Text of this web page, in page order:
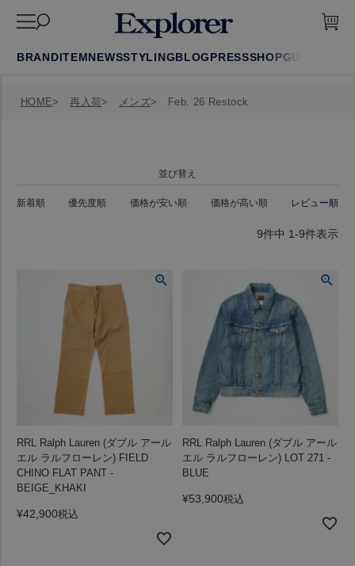
BRANDITEMNEWSSTYLINGBLOGPRESSSHOPGUIDE
HOME 再入荷 メンズ Feb. 26 Restock
並び替え
新着順 優先度順 価格が安い順 価格が高い順 レビュー順
9件中 1-9件表示
RRL Ralph Lauren (ダブル アール
エル ラルフローレン) FIELD
CHINO FLAT PANT -
BEIGE_KHAKI
¥42,900税込
RRL Ralph Lauren (ダブル アール
エル ラルフローレン) LOT 271 -
BLUE
¥53,900税込